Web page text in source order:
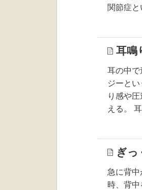
関節症
耳鳴
耳の中で
ジーと
り感や
える。
ぎっ
急に背
時、背